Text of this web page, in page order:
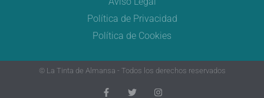
Política de Privacidad
Política de Cookies
© La Tinta de Almansa - Todos los derechos reservados